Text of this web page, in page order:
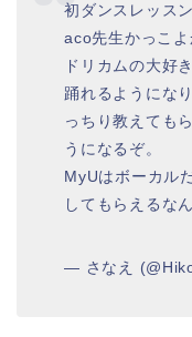
初ダンスレッスン
aco先生かっこ
ドリカムの大好
踊れるようにな
っちり教えても
うになるぞ。
MyUはボーカル
してもらえるな
— さなえ